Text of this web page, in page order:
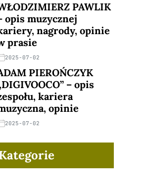
PAWLIK
opis muzycznej
nagrody, opinie
prasie
2025-07-02
PIEROŃCZYK
– opis
kariera
opinie
2025-07-02